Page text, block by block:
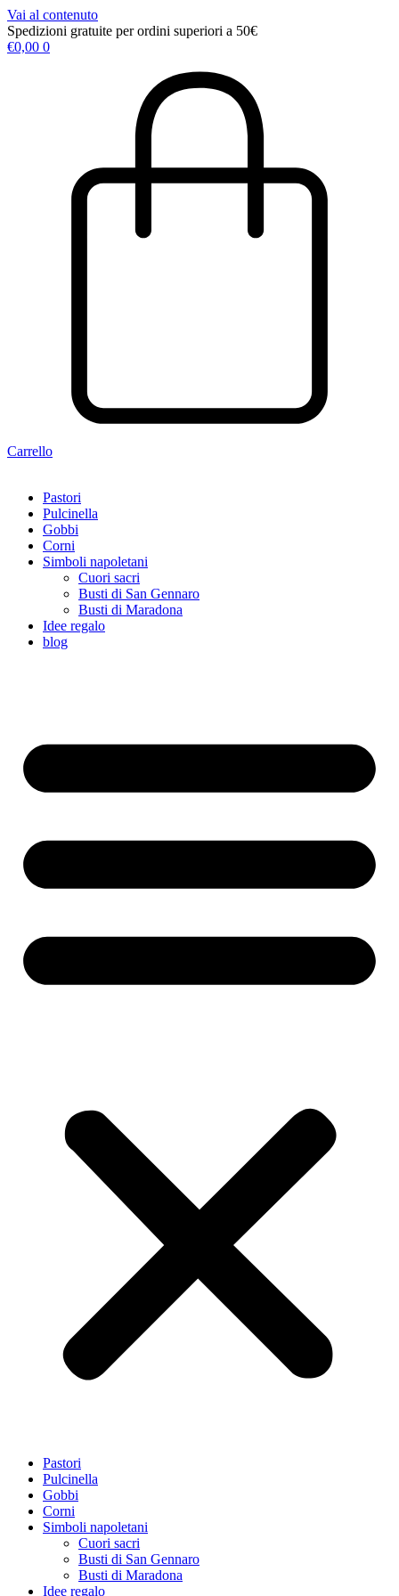
Vai al contenuto
Spedizioni gratuite per ordini superiori a 50€
€0,00 0
Carrello
Pastori
Pulcinella
Gobbi
Corni
Simboli napoletani
Cuori sacri
Busti di San Gennaro
Busti di Maradona
Idee regalo
blog
Pastori
Pulcinella
Gobbi
Corni
Simboli napoletani
Cuori sacri
Busti di San Gennaro
Busti di Maradona
Idee regalo